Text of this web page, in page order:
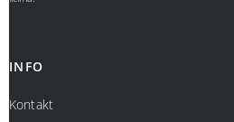
INFO
Kontakt